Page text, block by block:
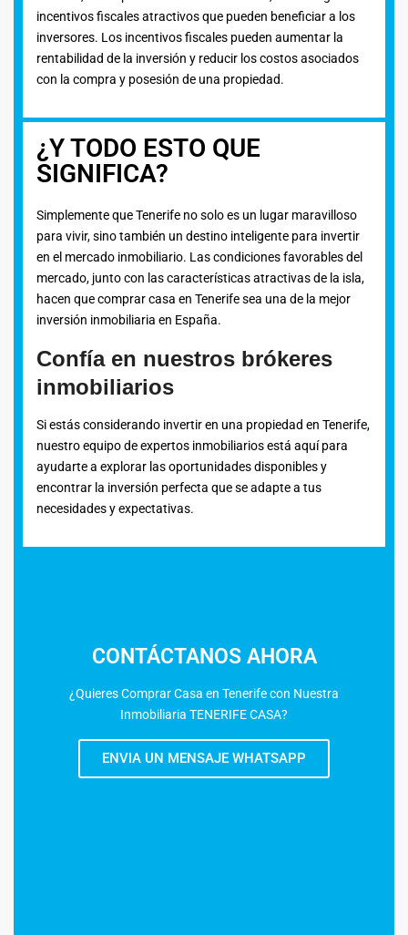
incentivos fiscales atractivos que pueden beneficiar a los
inversores. Los incentivos fiscales pueden aumentar la
rentabilidad de la inversión y reducir los costos asociados
con la compra y posesión de una propiedad.
¿Y TODO ESTO QUE
SIGNIFICA?
Simplemente que Tenerife no solo es un lugar maravilloso
para vivir, sino también un destino inteligente para invertir
en el mercado inmobiliario. Las condiciones favorables del
mercado, junto con las características atractivas de la isla,
hacen que comprar casa en Tenerife sea una de la mejor
inversión inmobiliaria en España.
Confía en nuestros brókeres
inmobiliarios
Si estás considerando invertir en una propiedad en Tenerife,
nuestro equipo de expertos inmobiliarios está aquí para
ayudarte a explorar las oportunidades disponibles y
encontrar la inversión perfecta que se adapte a tus
necesidades y expectativas.
CONTÁCTANOS AHORA
¿Quieres Comprar Casa en Tenerife con Nuestra
Inmobiliaria TENERIFE CASA?
ENVIA UN MENSAJE WHATSAPP